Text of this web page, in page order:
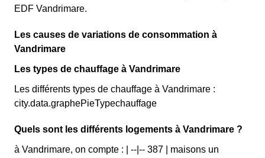
EDF Vandrimare.
Les causes de variations de consommation à
Vandrimare
Les types de chauffage à Vandrimare
Les différents types de chauffage à Vandrimare :
city.data.graphePieTypechauffage
Quels sont les différents logements à Vandrimare ?
à Vandrimare, on compte : | --|-- 387 | maisons un